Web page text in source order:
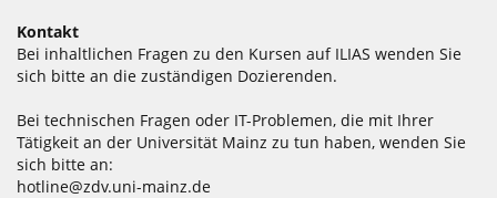
Kontakt
Bei inhaltlichen Fragen zu den Kursen auf ILIAS wenden Sie
sich bitte an die zuständigen Dozierenden.
Bei technischen Fragen oder IT-Problemen, die mit Ihrer
Tätigkeit an der Universität Mainz zu tun haben, wenden Sie
sich bitte an:
hotline@zdv.uni-mainz.de